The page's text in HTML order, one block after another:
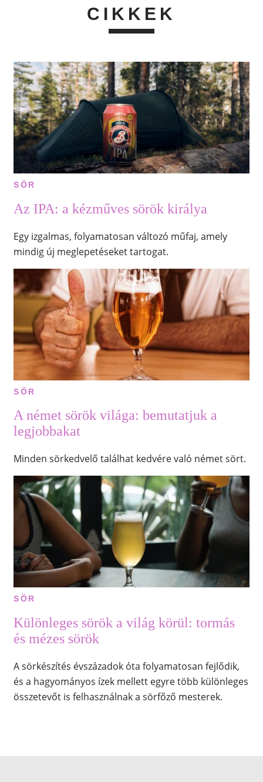
CIKKEK
SÖR
Az IPA: a kézműves sörök királya
Egy izgalmas, folyamatosan változó műfaj, amely
mindig új meglepetéseket tartogat.
SÖR
A német sörök világa: bemutatjuk a
legjobbakat
Minden sörkedvelő találhat kedvére való német sört.
SÖR
Különleges sörök a világ körül: tormás
és mézes sörök
A sörkészítés évszázadok óta folyamatosan fejlődik,
és a hagyományos ízek mellett egyre több különleges
összetevőt is felhasználnak a sörfőző mesterek.